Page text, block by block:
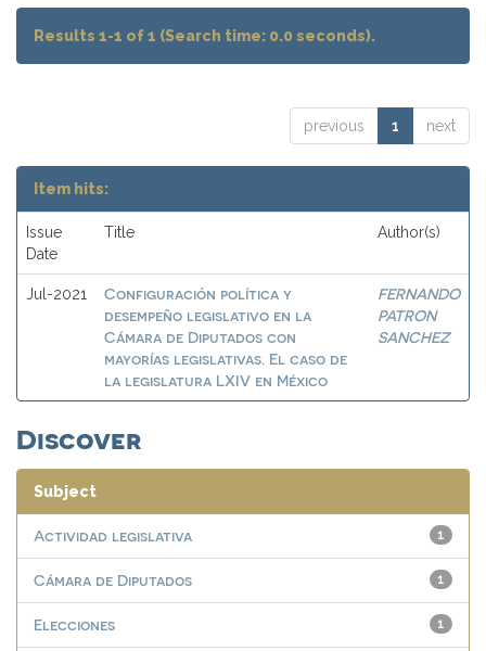
Results 1-1 of 1 (Search time: 0.0 seconds).
previous 1 next
Item hits:
Issue
Date
Title Author(s)
Jul-2021
Configuración política y
desempeño legislativo en la
Cámara de Diputados con
mayorías legislativas. El caso de
la legislatura LXIV en México
FERNANDO
PATRON
SANCHEZ
Discover
Subject
1
Actividad legislativa
1
Cámara de Diputados
1
Elecciones